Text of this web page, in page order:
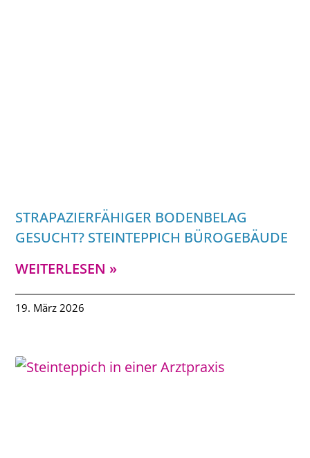
STRAPAZIERFÄHIGER BODENBELAG
GESUCHT? STEINTEPPICH BÜROGEBÄUDE
WEITERLESEN »
19. März 2026